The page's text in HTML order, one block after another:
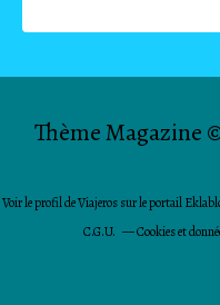
Thème Magazine
Voir le profil deViajerossur le portail
C.G.U.
Cookies et